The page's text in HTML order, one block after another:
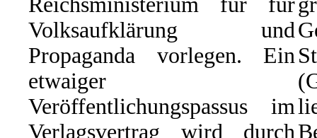
Volksaufklärung und
Propaganda vorlegen. Ein
etwaiger
Veröffentlichungspassus im
Verlagsvertrag wird durch